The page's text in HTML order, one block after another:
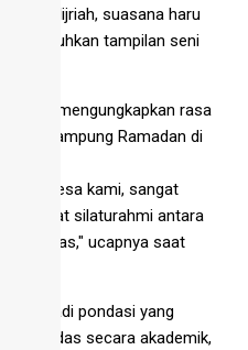
1447 Hijriah, suasana haru
disuguhkan tampilan seni
mengungkapkan rasa
Kampung Ramadan di
di desa kami, sangat
silaturahmi antara
luas," ucapnya saat
menjadi pondasi yang
cerdas secara akademik,